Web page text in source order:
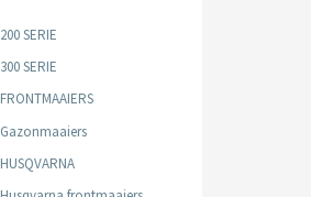
200 SERIE
300 SERIE
FRONTMAAIERS
Gazonmaaiers
HUSQVARNA